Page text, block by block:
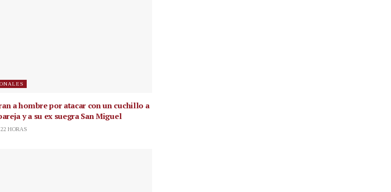
a hombre por atacar con un cuchillo a
y a su ex suegra San Miguel
HORAS